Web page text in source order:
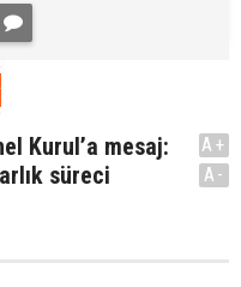
Kurul’a mesaj:
süreci
A+
A-